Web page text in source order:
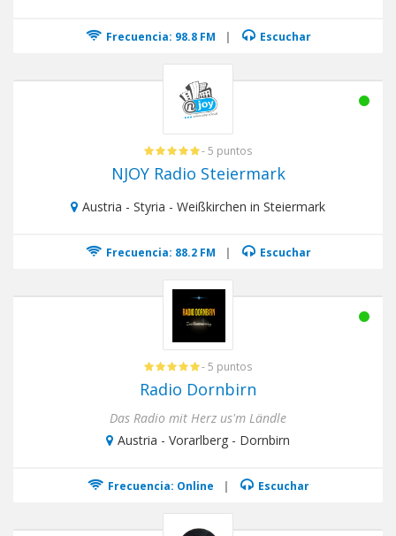
Frecuencia: 98.8 FM | Escuchar
- 5 puntos
NJOY Radio Steiermark
Austria - Styria - Weißkirchen in Steiermark
Frecuencia: 88.2 FM | Escuchar
- 5 puntos
Radio Dornbirn
Das Radio mit Herz us'm Ländle
Austria - Vorarlberg - Dornbirn
Frecuencia: Online | Escuchar